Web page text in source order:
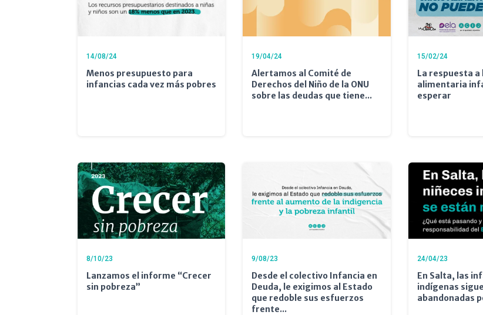
14/08/24
Menos presupuesto para
infancias cada vez más pobres
19/04/24
Alertamos al Comité de
Derechos del Niño de la ONU
sobre las deudas que tiene...
15/02/24
La respuesta a
alimentaria
esperar
8/10/23
Lanzamos el informe “Crecer
sin pobreza”
9/08/23
Desde el colectivo Infancia en
Deuda, le exigimos al Estado
que redoble sus esfuerzos
frente...
24/04/23
En Salta, las
indígenas
abandonadas